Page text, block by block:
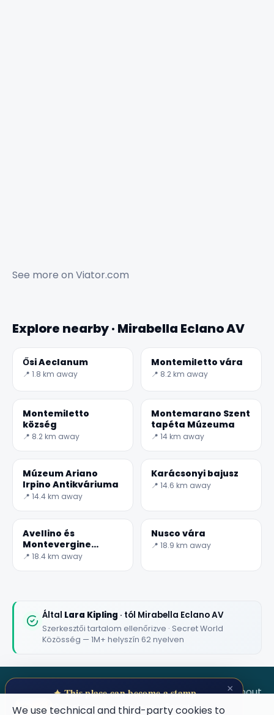
See more on Viator.com
Explore nearby · Mirabella Eclano AV
Ősi Aeclanum
📍 1.8 km away
Montemiletto vára
📍 8.2 km away
Montemiletto
község
📍 8.2 km away
Montemarano Szent
tapéta Múzeuma
📍 14 km away
Múzeum Ariano
Irpino Antikváriuma
📍 14.4 km away
Karácsonyi bajusz
📍 14.6 km away
Avellino és
Montevergine
szentélye
📍 18.4 km away
Nusco vára
📍 18.9 km away
Által Lara Kipling · tól Mirabella Eclano AV
Szerkesztői tartalom ellenőrizve · Secret World
Közösség — 1M+ helyszín 62 nyelven
SECRET WORLD TermsPrivacyAbout
We use technical and third-party cookies to
×
✦ This place can become a stamp
Collect secret places in your Secret